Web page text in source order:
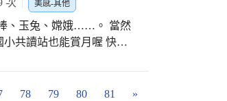
次 美感-其他
、玉兔、嫦娥……。 當然
共讀站也能賞月喔 快來
78 79 80 81 »